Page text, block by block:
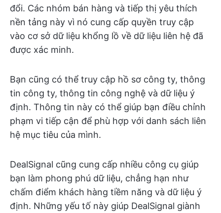
đổi. Các nhóm bán hàng và tiếp thị yêu thích
nền tảng này vì nó cung cấp quyền truy cập
vào cơ sở dữ liệu khổng lồ về dữ liệu liên hệ đã
được xác minh.
Bạn cũng có thể truy cập hồ sơ công ty, thông
tin công ty, thông tin công nghệ và dữ liệu ý
định. Thông tin này có thể giúp bạn điều chỉnh
phạm vi tiếp cận để phù hợp với danh sách liên
hệ mục tiêu của mình.
DealSignal cũng cung cấp nhiều công cụ giúp
bạn làm phong phú dữ liệu, chẳng hạn như
chấm điểm khách hàng tiềm năng và dữ liệu ý
định. Những yếu tố này giúp DealSignal giành